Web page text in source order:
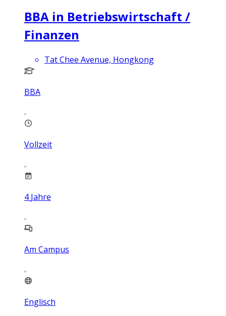
BBA in Betriebswirtschaft /
Finanzen
Tat Chee Avenue, Hongkong
BBA
Vollzeit
4 Jahre
Am Campus
Englisch